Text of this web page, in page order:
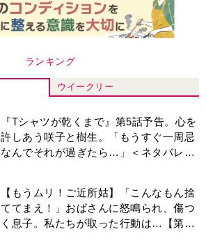
ランキング
ウイークリー
『Tシャツが乾くまで』第5話予告。心を
許しあう咲子と樹生。「もうすぐ一周忌
なんでそれが過ぎたら…」＜ネタバレあ
【もうムリ！ご近所姑】「こんなもん捨
ててまえ！」おばさんに怒鳴られ、傷つ
く息子。私たちが取った行動は…【第3